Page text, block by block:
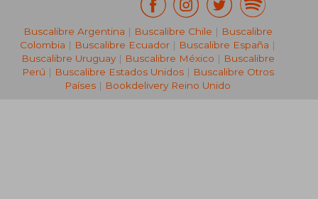
Buscalibre Argentina | Buscalibre Chile | Buscalibre
Colombia | Buscalibre Ecuador | Buscalibre España |
Buscalibre Uruguay| Buscalibre México | Buscalibre
Perú | Buscalibre Estados Unidos| Buscalibre Otros
Países | Bookdelivery Reino Unido